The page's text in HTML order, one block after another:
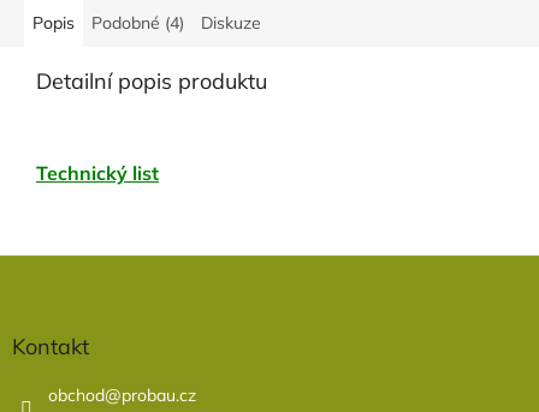
Popis Podobné (4) Diskuze
Detailní popis produktu
Technický list
Z
Kontakt
obchod@probau.cz